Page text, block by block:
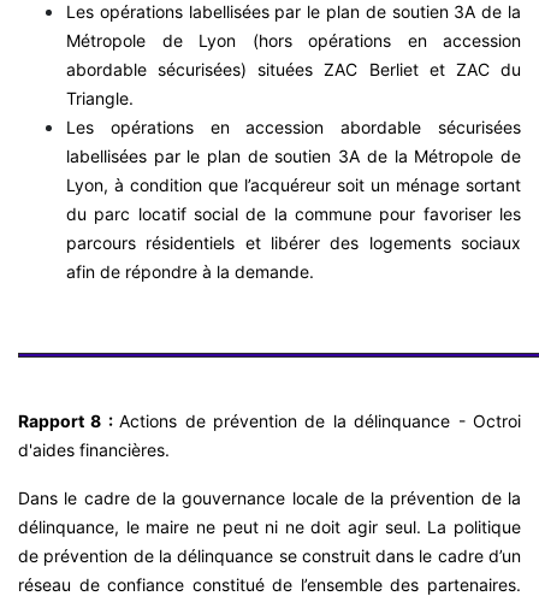
Les opérations labellisées par le plan de soutien 3A de la
Métropole de Lyon (hors opérations en accession
abordable sécurisées) situées ZAC Berliet et ZAC du
Triangle.
Les opérations en accession abordable sécurisées
labellisées par le plan de soutien 3A de la Métropole de
Lyon, à condition que l’acquéreur soit un ménage sortant
du parc locatif social de la commune pour favoriser les
parcours résidentiels et libérer des logements sociaux
afin de répondre à la demande.
Rapport 8 :Actions de prévention de la délinquance - Octroi
d'aides financières.
Dans le cadre de la gouvernance locale de la prévention de la
délinquance, le maire ne peut ni ne doit agir seul. La politique
de prévention de la délinquance se construit dans le cadre d’un
réseau de confiance constitué de l’ensemble des partenaires.